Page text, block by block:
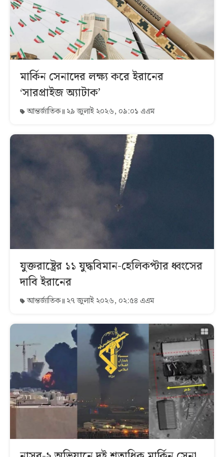
মার্কিন সেনাদের লক্ষ্য করে ইরানের
‘সারপ্রাইজ অ্যাটাক’
আন্তর্জাতিক ২৯ জুলাই ২০২৬, ০৯:০১ এএম
যুক্তরাষ্ট্রের ১১ যুদ্ধবিমান-হেলিকপ্টার ধ্বংসের
দাবি ইরানের
আন্তর্জাতিক ২৭ জুলাই ২০২৬, ০২:৫৪ এএম